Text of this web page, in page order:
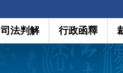
司法判解 行政函釋